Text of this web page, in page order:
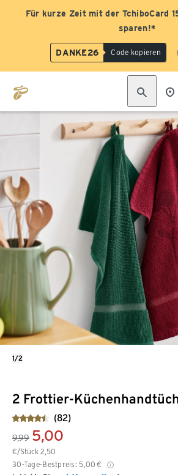
Für kurze Zeit mit der TchiboCard
sparen!*
DANKE26 Code kopieren
2 Frottier-
(82)
9,99 5,00
€/Stück 2,50
30-Tage-Bestpreis: 5,00 €
1/2